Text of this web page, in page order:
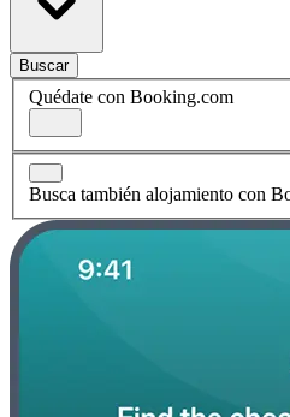
Buscar
Quédate con Booking.com
Busca también alojamiento con